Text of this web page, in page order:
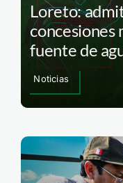
Loreto:
concesiones
fuente de
Noticias